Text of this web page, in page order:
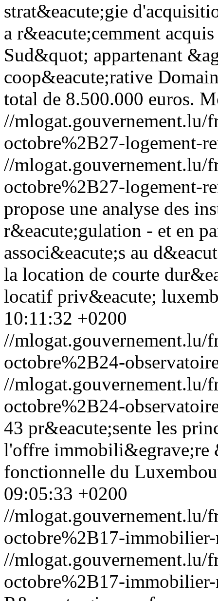
strat&eacute;gie
a r&eacute;cemment
Sud&quot; appartenant
coop&eacute;rative
total de 8.500.000 euros.
//mlogat.gouvernement.lu/
octobre%2B27-logement-
//mlogat.gouvernement.lu/
octobre%2B27-logement-
propose une analyse des
r&eacute;gulation - et en
associ&eacute;s au
la location de courte
locatif priv&eacute;
10:11:32 +0200
//mlogat.gouvernement.lu/
octobre%2B24-
//mlogat.gouvernement.lu/
octobre%2B24-
43 pr&eacute;sente les
l'offre immobili&egrave;re
fonctionnelle du
09:05:33 +0200
//mlogat.gouvernement.lu/
octobre%2B17-
//mlogat.gouvernement.lu/
octobre%2B17-